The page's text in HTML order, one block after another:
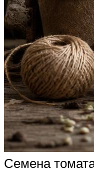
Семена